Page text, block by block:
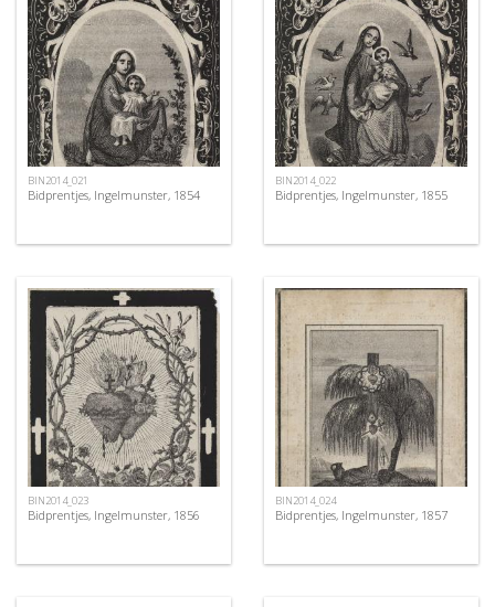
BIN2014_021
Bidprentjes, Ingelmunster, 1854
BIN2014_022
Bidprentjes, Ingelmunster, 1855
BIN2014_023
Bidprentjes, Ingelmunster, 1856
BIN2014_024
Bidprentjes, Ingelmunster, 1857